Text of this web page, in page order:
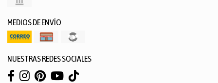
MEDIOS DE ENVÍO
NUESTRAS REDES SOCIALES